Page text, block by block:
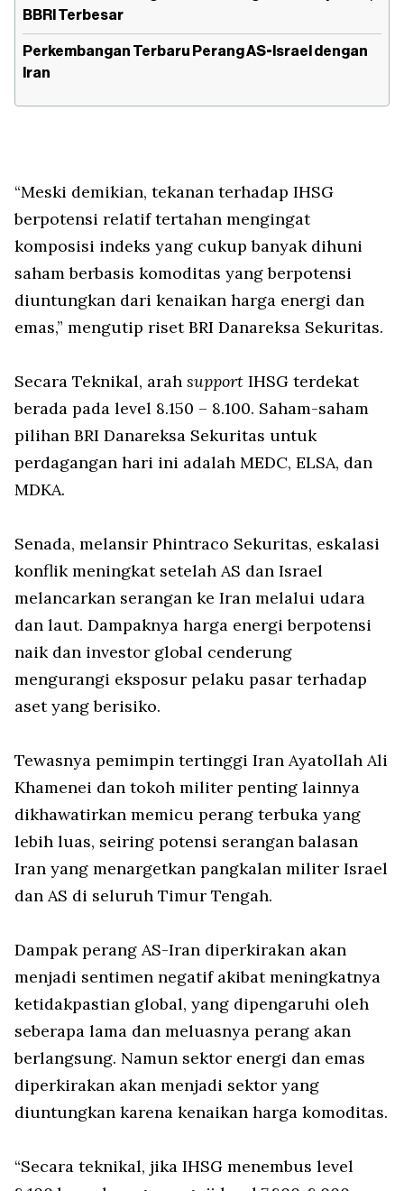
BBRI Terbesar
Perkembangan Terbaru Perang AS-Israel dengan
Iran
“Meski demikian, tekanan terhadap IHSG
berpotensi relatif tertahan mengingat
komposisi indeks yang cukup banyak dihuni
saham berbasis komoditas yang berpotensi
diuntungkan dari kenaikan harga energi dan
emas,” mengutip riset BRI Danareksa Sekuritas.
Secara Teknikal, arah support IHSG terdekat
berada pada level 8.150 – 8.100. Saham-saham
pilihan BRI Danareksa Sekuritas untuk
perdagangan hari ini adalah MEDC, ELSA, dan
MDKA.
Senada, melansir Phintraco Sekuritas, eskalasi
konflik meningkat setelah AS dan Israel
melancarkan serangan ke Iran melalui udara
dan laut. Dampaknya harga energi berpotensi
naik dan investor global cenderung
mengurangi eksposur pelaku pasar terhadap
aset yang berisiko.
Tewasnya pemimpin tertinggi Iran Ayatollah Ali
Khamenei dan tokoh militer penting lainnya
dikhawatirkan memicu perang terbuka yang
lebih luas, seiring potensi serangan balasan
Iran yang menargetkan pangkalan militer Israel
dan AS di seluruh Timur Tengah.
Dampak perang AS-Iran diperkirakan akan
menjadi sentimen negatif akibat meningkatnya
ketidakpastian global, yang dipengaruhi oleh
seberapa lama dan meluasnya perang akan
berlangsung. Namun sektor energi dan emas
diperkirakan akan menjadi sektor yang
diuntungkan karena kenaikan harga komoditas.
“Secara teknikal, jika IHSG menembus level